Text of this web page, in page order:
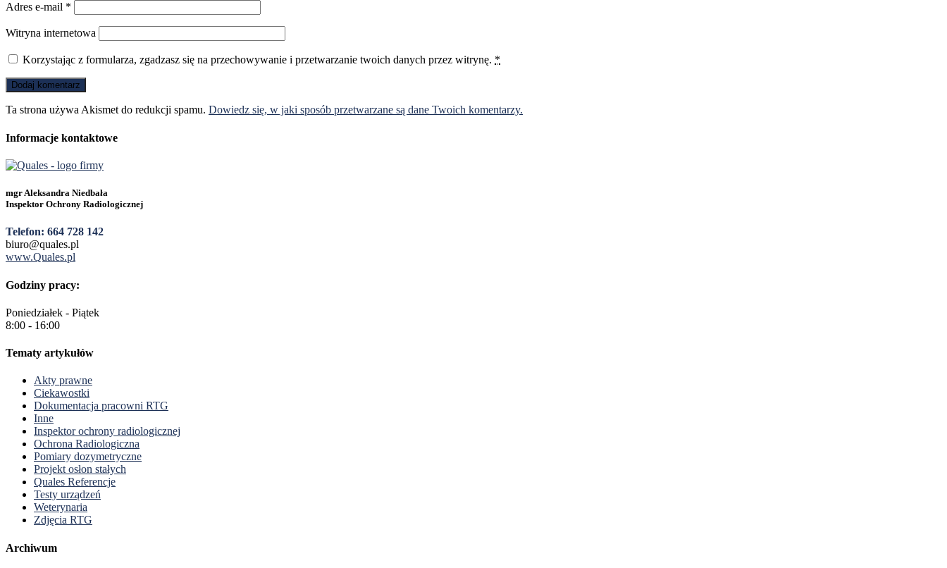
Adres e-mail *
Witryna internetowa
Korzystając z formularza, zgadzasz się na przechowywanie i przetwarzanie twoich danych przez witrynę. *
Ta strona używa Akismet do redukcji spamu. Dowiedz się, w jaki sposób przetwarzane są dane Twoich komentarzy.
Informacje kontaktowe
mgr Aleksandra Niedbała
Inspektor Ochrony Radiologicznej
Telefon: 664 728 142
biuro@quales.pl
www.Quales.pl
Godziny pracy:
Poniedziałek - Piątek
8:00 - 16:00
Tematy artykułów
Akty prawne
Ciekawostki
Dokumentacja pracowni RTG
Inne
Inspektor ochrony radiologicznej
Ochrona Radiologiczna
Pomiary dozymetryczne
Projekt osłon stałych
Quales Referencje
Testy urządzeń
Weterynaria
Zdjęcia RTG
Archiwum